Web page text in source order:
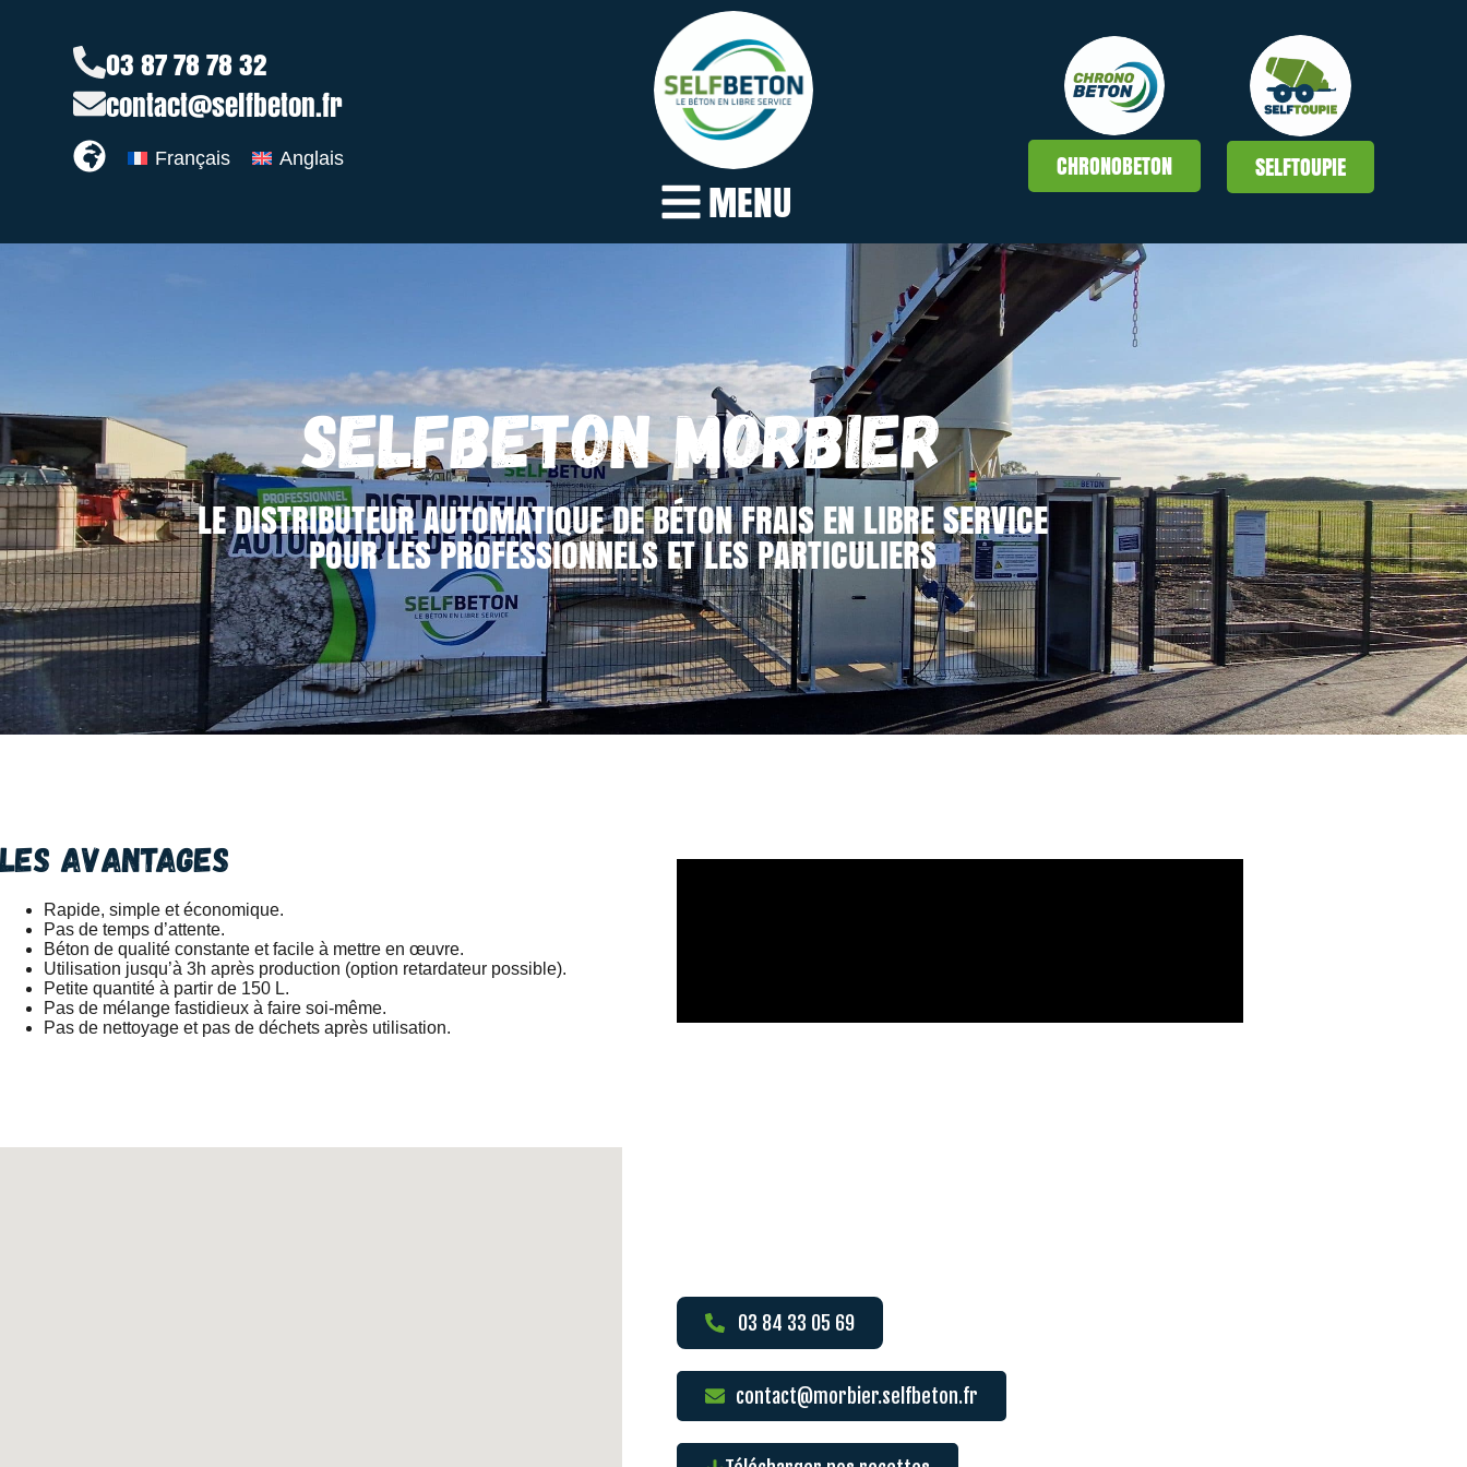
03 87 78 78 32
contact@selfbeton.fr
Français Anglais
MENU
CHRONOBETON SELFTOUPIE
SELFBETON MORBIER
LE DISTRIBUTEUR AUTOMATIQUE DE BÉTON FRAIS EN LIBRE SERVICE
POUR LES PROFESSIONNELS ET LES PARTICULIERS
Les avantages
Rapide, simple et économique.
Pas de temps d’attente.
Béton de qualité constante et facile à mettre en œuvre.
Utilisation jusqu’à 3h après production (option retardateur possible).
Petite quantité à partir de 150 L.
Pas de mélange fastidieux à faire soi-même.
Pas de nettoyage et pas de déchets après utilisation.
03 84 33 05 69
contact@morbier.selfbeton.fr